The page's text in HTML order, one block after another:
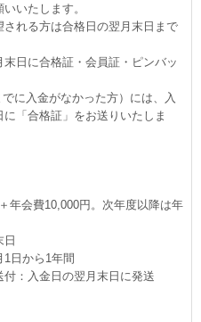
いたします。
れる方は合格日の翌月末日まで
日に合格証・会員証・ピンバッ
に入金がなかった方）には、入
「合格証」をお送りいたしま
会費10,000円。次年度以降は年
日
1日から1年間
付：入金日の翌月末日に発送